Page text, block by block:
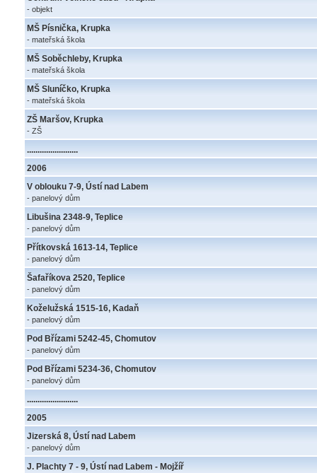
- objekt
MŠ Písnička, Krupka
- mateřská škola
MŠ Soběchleby, Krupka
- mateřská škola
MŠ Sluníčko, Krupka
- mateřská škola
ZŠ Maršov, Krupka
- ZŠ
........................
2006
V oblouku 7-9, Ústí nad Labem
- panelový dům
Libušina 2348-9, Teplice
- panelový dům
Přítkovská 1613-14, Teplice
- panelový dům
Šafaříkova 2520, Teplice
- panelový dům
Koželužská 1515-16, Kadaň
- panelový dům
Pod Břízami 5242-45, Chomutov
- panelový dům
Pod Břízami 5234-36, Chomutov
- panelový dům
........................
2005
Jizerská 8, Ústí nad Labem
- panelový dům
J. Plachty 7 - 9, Ústí nad Labem - Mojžíř